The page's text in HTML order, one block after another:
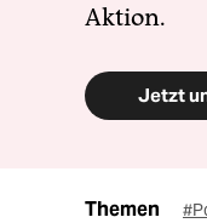
Aktion.
Jetzt
Themen